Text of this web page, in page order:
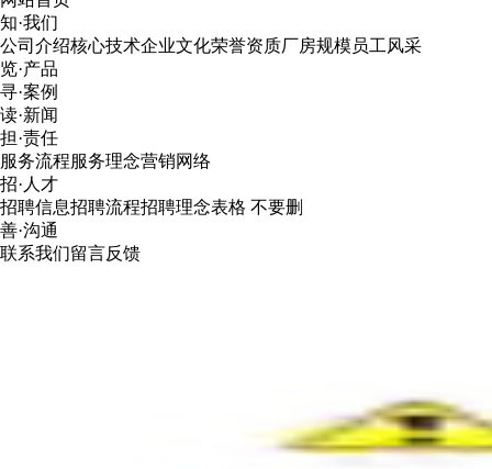
知·我们
公司介绍核心技术企业文化荣誉资质厂房规模 员工风采
览·产品
寻·案例
读·新闻
担·责任
服务流程服务理念营销网络
招·人才
招聘信息招聘流程招聘理念表格 不要删
善·沟通
联系我们留言反馈